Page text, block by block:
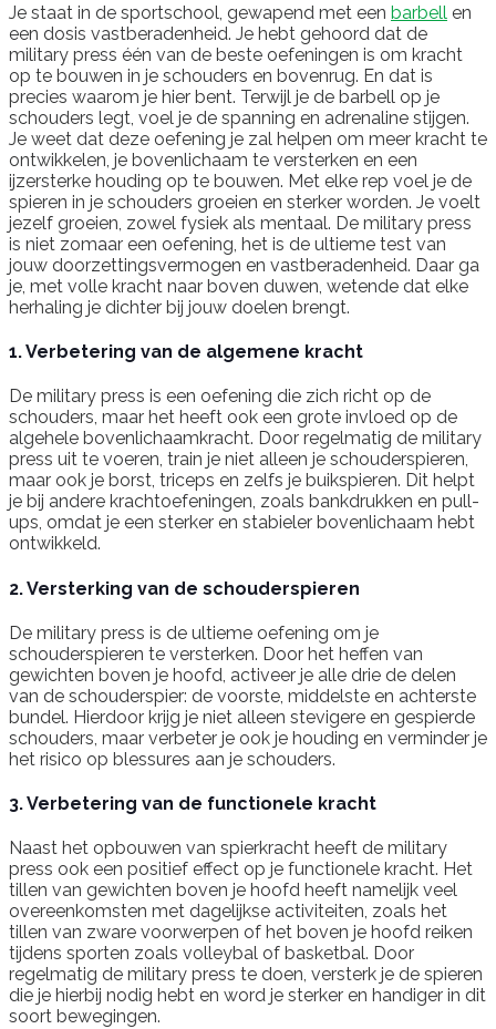
Je staat in de sportschool, gewapend met een barbell en
een dosis vastberadenheid. Je hebt gehoord dat de
military press één van de beste oefeningen is om kracht
op te bouwen in je schouders en bovenrug. En dat is
precies waarom je hier bent. Terwijl je de barbell op je
schouders legt, voel je de spanning en adrenaline stijgen.
Je weet dat deze oefening je zal helpen om meer kracht te
ontwikkelen, je bovenlichaam te versterken en een
ijzersterke houding op te bouwen. Met elke rep voel je de
spieren in je schouders groeien en sterker worden. Je voelt
jezelf groeien, zowel fysiek als mentaal. De military press
is niet zomaar een oefening, het is de ultieme test van
jouw doorzettingsvermogen en vastberadenheid. Daar ga
je, met volle kracht naar boven duwen, wetende dat elke
herhaling je dichter bij jouw doelen brengt.
1. Verbetering van de algemene kracht
De military press is een oefening die zich richt op de
schouders, maar het heeft ook een grote invloed op de
algehele bovenlichaamkracht. Door regelmatig de military
press uit te voeren, train je niet alleen je schouderspieren,
maar ook je borst, triceps en zelfs je buikspieren. Dit helpt
je bij andere krachtoefeningen, zoals bankdrukken en pull-
ups, omdat je een sterker en stabieler bovenlichaam hebt
ontwikkeld.
2. Versterking van de schouderspieren
De military press is de ultieme oefening om je
schouderspieren te versterken. Door het heffen van
gewichten boven je hoofd, activeer je alle drie de delen
van de schouderspier: de voorste, middelste en achterste
bundel. Hierdoor krijg je niet alleen stevigere en gespierde
schouders, maar verbeter je ook je houding en verminder je
het risico op blessures aan je schouders.
3. Verbetering van de functionele kracht
Naast het opbouwen van spierkracht heeft de military
press ook een positief effect op je functionele kracht. Het
tillen van gewichten boven je hoofd heeft namelijk veel
overeenkomsten met dagelijkse activiteiten, zoals het
tillen van zware voorwerpen of het boven je hoofd reiken
tijdens sporten zoals volleybal of basketbal. Door
regelmatig de military press te doen, versterk je de spieren
die je hierbij nodig hebt en word je sterker en handiger in dit
soort bewegingen.